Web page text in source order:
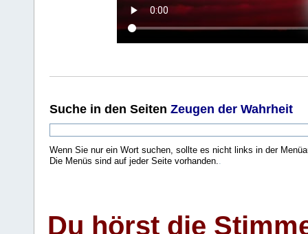
Suche in den Seiten Zeugen der Wahrheit
Wenn Sie nur ein Wort suchen, sollte es nicht links in der
Die Menüs sind auf jeder Seite vorhanden..
Du hörst die